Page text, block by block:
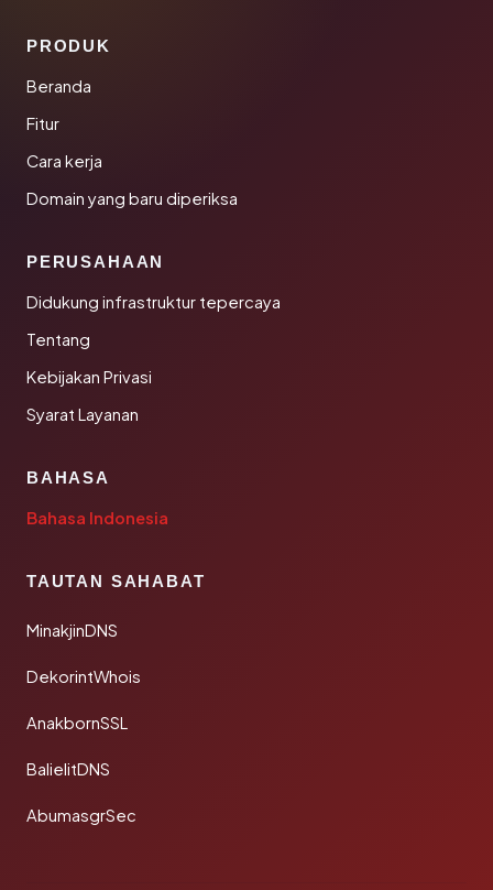
PRODUK
Beranda
Fitur
Cara kerja
Domain yang baru diperiksa
PERUSAHAAN
Didukung infrastruktur tepercaya
Tentang
Kebijakan Privasi
Syarat Layanan
BAHASA
Bahasa Indonesia
TAUTAN SAHABAT
MinakjinDNS
DekorintWhois
AnakbornSSL
BalielitDNS
AbumasgrSec